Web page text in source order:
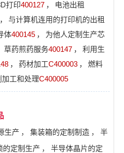
打印400127 ，
电池出租
，
与计算机连用的打印机的出租
体400145 ，
为他人定制生产芯
草药煎药服务400147 ，
利用生
， 药材加工C400003 ，
燃料
工和处理C400005
生产 ， 集装箱的定制制造 ，
半
的定制生产 ，
半导体晶片的定